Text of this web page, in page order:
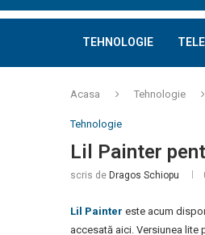
TEHNOLOGIE
Acasa Tehnologie
Tehnologie
Lil Painter
scris de Dragos Schiopu
Lil Painter este acum
accesată aici. Versiunea lite